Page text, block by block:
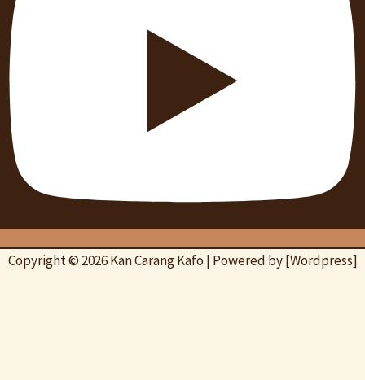
Copyright © 2026 Kan Carang Kafo | Powered by [Wordpress]